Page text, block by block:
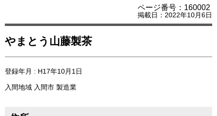
ページ番号：160002
掲載日：2022年10月6日
やまとう山藤製茶
登録年月 : H17年10月1日
入間地域 入間市 製造業